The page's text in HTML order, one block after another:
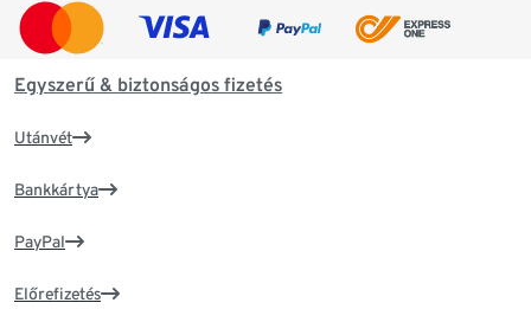
Egyszerű & biztonságos fizetés
Utánvét
Bankkártya
PayPal
Előrefizetés